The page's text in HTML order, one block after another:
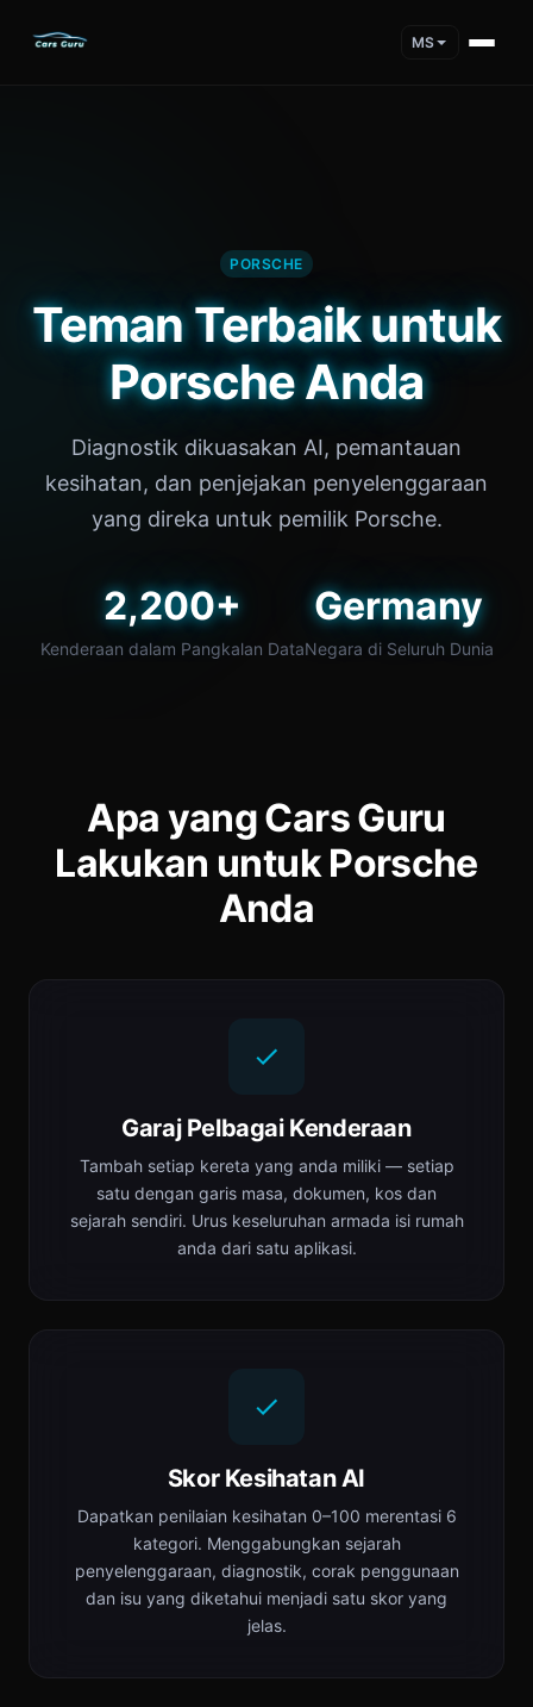
MS
PORSCHE
Teman Terbaik untuk
Porsche Anda
Diagnostik dikuasakan AI, pemantauan
kesihatan, dan penjejakan penyelenggaraan
yang direka untuk pemilik Porsche.
2,200+
Kenderaan dalam Pangkalan Data
Germany
Negara di Seluruh Dunia
Apa yang Cars Guru
Lakukan untuk Porsche
Anda
Garaj Pelbagai Kenderaan
Tambah setiap kereta yang anda miliki — setiap
satu dengan garis masa, dokumen, kos dan
sejarah sendiri. Urus keseluruhan armada isi rumah
anda dari satu aplikasi.
Skor Kesihatan AI
Dapatkan penilaian kesihatan 0–100 merentasi 6
kategori. Menggabungkan sejarah
penyelenggaraan, diagnostik, corak penggunaan
dan isu yang diketahui menjadi satu skor yang
jelas.